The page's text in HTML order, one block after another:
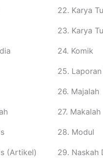
22. Karya
23. Karya
24. Komik
25.
26. Majalah
27. Makalah
28. Modul
(Artikel) 29. Naskah